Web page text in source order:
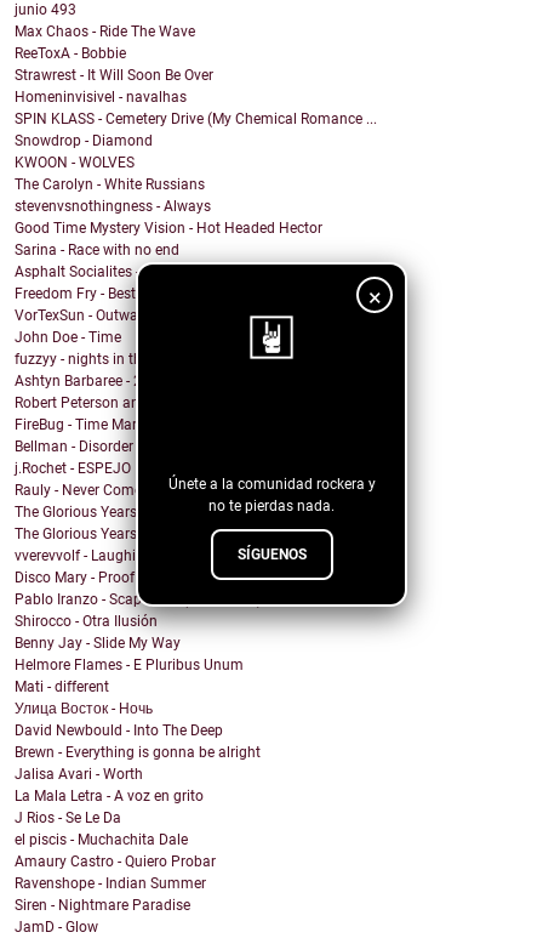
×
Únete a la comunidad rockera y
no te pierdas nada.
SÍGUENOS
junio 493
Max Chaos - Ride The Wave
ReeToxA - Bobbie
Strawrest - It Will Soon Be Over
Homeninvisivel - navalhas
SPIN KLASS - Cemetery Drive (My Chemical Romance ...
Snowdrop - Diamond
KWOON - WOLVES
The Carolyn - White Russians
stevenvsnothingness - Always
Good Time Mystery Vision - Hot Headed Hector
Sarina - Race with no end
Asphalt Socialites - Marcus Aurelius
Freedom Fry - Best Friend
VorTexSun - Outward Spinning
John Doe - Time
fuzzyy - nights in the basement ft. long beard
Ashtyn Barbaree - 2am Shadow (Piano Version)
Robert Peterson and The Crusade - Of All The World
FireBug - Time Marches On
Bellman - Disorder
j.Rochet - ESPEJO
Rauly - Never Come Back
The Glorious Years - Cosmic Behaviour
The Glorious Years - Sweet Imperfections
vverevvolf - Laughing Til I Cry
Disco Mary - Proof
Pablo Iranzo - Scapegoat (Single Edit)
Shirocco - Otra Ilusión
Benny Jay - Slide My Way
Helmore Flames - E Pluribus Unum
Mati - different
Улица Восток - Ночь
David Newbould - Into The Deep
Brewn - Everything is gonna be alright
Jalisa Avari - Worth
La Mala Letra - A voz en grito
J Rios - Se Le Da
el piscis - Muchachita Dale
Amaury Castro - Quiero Probar
Ravenshope - Indian Summer
Siren - Nightmare Paradise
JamD - Glow